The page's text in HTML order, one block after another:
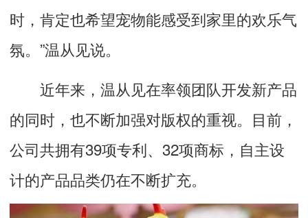
时，肯定也希望宠物能感受到家里的欢乐气
氛。”温从见说。
近年来，温从见在率领团队开发新产品
的同时，也不断加强对版权的重视。目前，
公司共拥有39项专利、32项商标，自主设
计的产品品类仍在不断扩充。